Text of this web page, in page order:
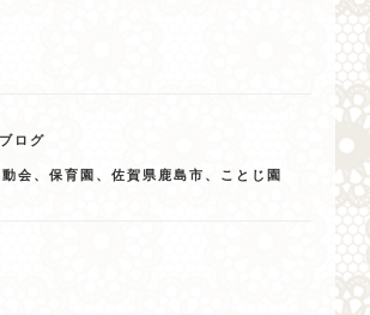
ブログ
会、保育園、佐賀県鹿島市、ことじ園